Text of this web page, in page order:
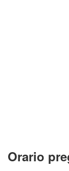
Orario